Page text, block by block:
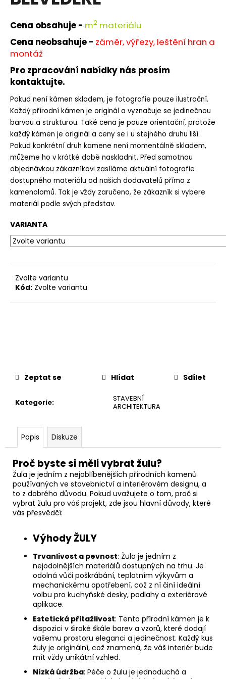
z
5
hvězdiček.
Cena obsahuje - m2 materiálu
Cena neobsahuje - záměr, výřezy, leštění hran a
montáž
Pro zpracování nabídky nás prosím
kontaktujte.
Pokud není kámen skladem, je fotografie pouze ilustrační.
Každý přírodní kámen je originál a vyznačuje se jedinečnou
barvou a strukturou. Také cena je pouze orientační, protože
každý kámen je originál a ceny se i u stejného druhu liší.
Pokud konkrétní druh kamene není momentálně skladem,
můžeme ho v krátké době naskladnit. Před samotnou
objednávkou zákazníkovi zasíláme aktuální fotografie
dostupného materiálu od našich dodavatelů přímo z
kamenolomů. Tak je vždy zaručeno, že zákazník si vybere
materiál podle svých představ.
VARIANTA
Zvolte variantu
Kód: Zvolte variantu
Kategorie:
STAVEBNÍ
ARCHITEKTURA
Zeptat se Hlídat Sdílet
Popis Diskuze
Proč byste si měli vybrat žulu?
Žula je jedním z nejoblíbenějších přírodních kamenů
používaných ve stavebnictví a interiérovém designu, a
to z dobrého důvodu. Pokud uvažujete o tom, proč si
vybrat žulu pro váš projekt, zde jsou hlavní důvody, které
vás přesvědčí:
Výhody ŽULY
Trvanlivost a pevnost: Žula je jedním z
nejodolnějších materiálů dostupných na trhu. Je
odolná vůči poškrábání, teplotním výkyvům a
mechanickému opotřebení, což z ní činí ideální
volbu pro kuchyňské desky, podlahy a exteriérové
aplikace.
Estetická přitažlivost: Tento přírodní kámen je k
dispozici v široké škále barev a vzorů, které dodají
vašemu prostoru eleganci a jedinečnost. Každý kus
žuly je originální, což znamená, že váš interiér bude
mít vždy unikátní vzhled.
Nízká údržba: Péče o žulu je jednoduchá a
j
í
t
?
HLEDAT
D
o
p
o
r
č
u
j
e
m
e